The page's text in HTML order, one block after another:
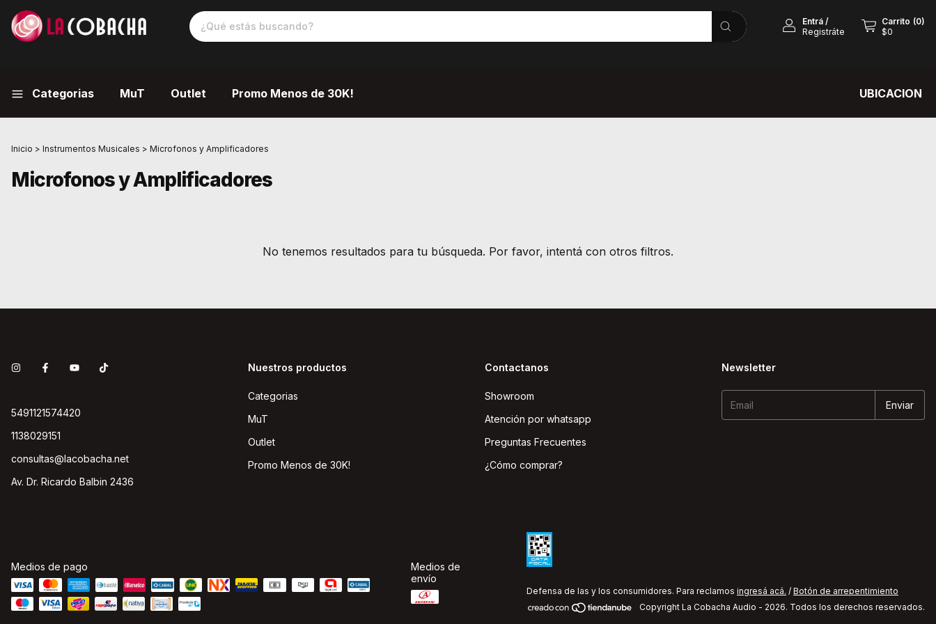
Entrá/
Registráte
Carrito (0)
$0
Categorias MuT Outlet Promo Menos de 30K! UBICACION
Inicio > Instrumentos Musicales > Microfonos y Amplificadores
Microfonos y Amplificadores
No tenemos resultados para tu búsqueda. Por favor, intentá con otros filtros.
5491121574420
1138029151
consultas@lacobacha.net
Av. Dr. Ricardo Balbin 2436
Nuestros productos
Categorias
MuT
Outlet
Promo Menos de 30K!
Contactanos
Showroom
Atención por whatsapp
Preguntas Frecuentes
¿Cómo comprar?
Newsletter
Medios de pago
Medios de
envío
Defensa de las y los consumidores. Para reclamos ingresá acá. / Botón de arrepentimiento
Copyright La Cobacha Audio - 2026. Todos los derechos reservados.